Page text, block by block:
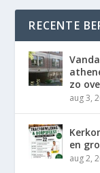
RECENTE
zo
aug 3,
en
aug 2,